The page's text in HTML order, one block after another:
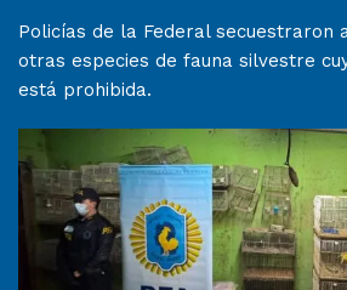
Policías de la Federal secuestraron
otras especies de fauna silvestre
está prohibida.